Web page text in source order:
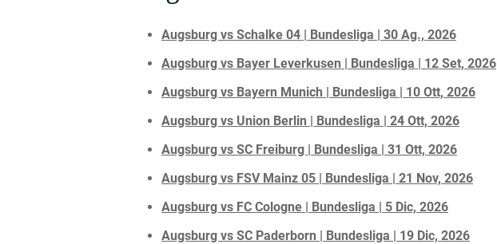
Augsburg vs Schalke 04 | Bundesliga | 30 Ag., 2026
Augsburg vs Bayer Leverkusen | Bundesliga | 12 Set, 2026
Augsburg vs Bayern Munich | Bundesliga | 10 Ott, 2026
Augsburg vs Union Berlin | Bundesliga | 24 Ott, 2026
Augsburg vs SC Freiburg | Bundesliga | 31 Ott, 2026
Augsburg vs FSV Mainz 05 | Bundesliga | 21 Nov, 2026
Augsburg vs FC Cologne | Bundesliga | 5 Dic, 2026
Augsburg vs SC Paderborn | Bundesliga | 19 Dic, 2026